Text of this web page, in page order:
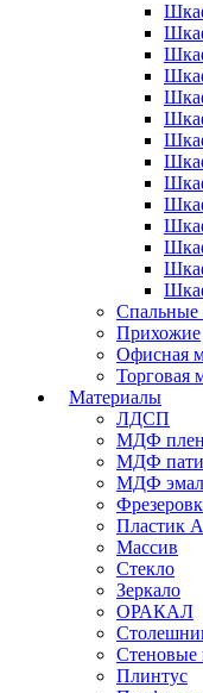
Спальные
Прихожие
Офисная
Торговая
Материалы
ЛДСП
МДФ
МДФ
МДФ
Пластик
Массив
Стекло
Зеркало
ОРАКАЛ
Стеновые
Плинтус